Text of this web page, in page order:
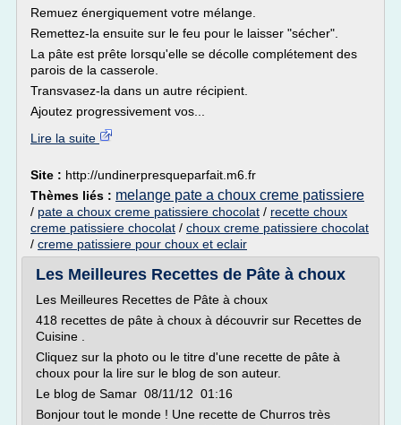
Remuez énergiquement votre mélange.
Remettez-la ensuite sur le feu pour le laisser "sécher".
La pâte est prête lorsqu'elle se décolle complétement des
parois de la casserole.
Transvasez-la dans un autre récipient.
Ajoutez progressivement vos...
Lire la suite
Site : http://undinerpresqueparfait.m6.fr
Thèmes liés : melange pate a choux creme patissiere
/ pate a choux creme patissiere chocolat / recette choux
creme patissiere chocolat / choux creme patissiere chocolat
/ creme patissiere pour choux et eclair
Les Meilleures Recettes de Pâte à choux
Les Meilleures Recettes de Pâte à choux
418 recettes de pâte à choux à découvrir sur Recettes de
Cuisine .
Cliquez sur la photo ou le titre d'une recette de pâte à
choux pour la lire sur le blog de son auteur.
Le blog de Samar 08/11/12 01:16
Bonjour tout le monde ! Une recette de Churros très